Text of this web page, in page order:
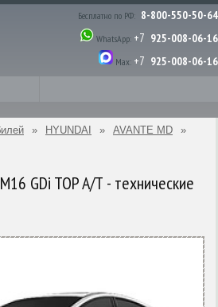
Бесплатно по РФ: 8-800-550-50-64
WhatsApp: +7 925-008-06-16
Max: +7 925-008-06-16
» HYUNDAI » AVANTE MD
»
GDi TOP A/T - технические